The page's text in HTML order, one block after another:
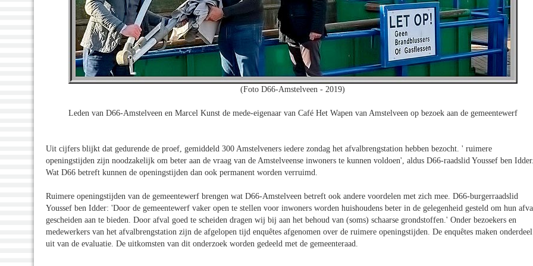
(Foto D66-Amstelveen - 2019)
Leden van D66-Amstelveen en Marcel Kunst de mede-eigenaar van Café Het Wapen van Amstelveen op bezoek aan de gemeentewerf
Uit cijfers blijkt dat gedurende de proef, gemiddeld 300 Amstelveners iedere zondag het afvalbrengstation hebben bezocht. ' ruimere
openingstijden zijn noodzakelijk om beter aan de vraag van de Amstelveense inwoners te kunnen voldoen', aldus D66-raadslid Youssef ben
Wat D66 betreft kunnen de openingstijden dan ook permanent worden verruimd.
Ruimere openingstijden van de gemeentewerf brengen wat D66-Amstelveen betreft ook andere voordelen met zich mee. D66-burgerraadslid
Youssef ben Idder: 'Door de gemeentewerf vaker open te stellen voor inwoners worden huishoudens beter in de gelegenheid gesteld om hun
gescheiden aan te bieden. Door afval goed te scheiden dragen wij bij aan het behoud van (soms) schaarse grondstoffen.' Onder bezoekers en
medewerkers van het afvalbrengstation zijn de afgelopen tijd enquêtes afgenomen over de ruimere openingstijden. De enquêtes maken onderdeel
uit van de evaluatie. De uitkomsten van dit onderzoek worden gedeeld met de gemeenteraad.